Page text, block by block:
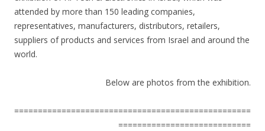
attended by more than 150 leading companies,
representatives, manufacturers, distributors, retailers,
suppliers of products and services from Israel and around the
world.
Below are photos from the exhibition.
==================================================
============================